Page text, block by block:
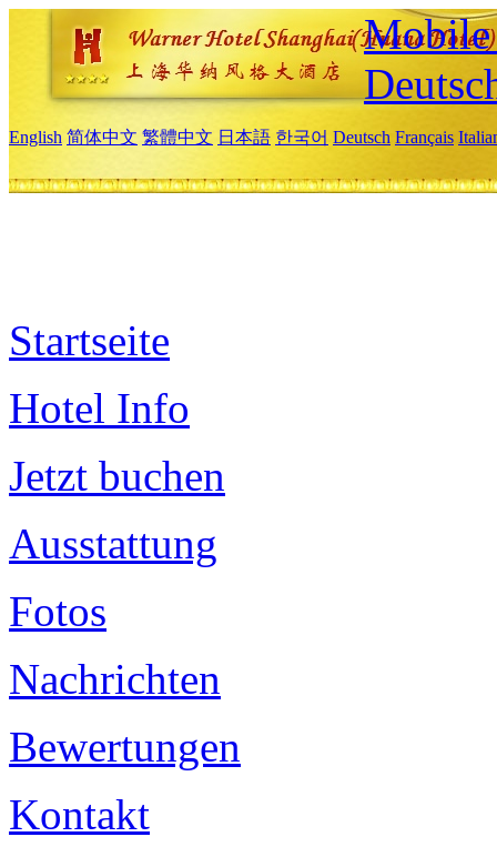
Mobile
English 简体中文 繁體中文 日本語 한국어 Deutsch Français
Startseite
Hotel Info
Jetzt buchen
Ausstattung
Fotos
Nachrichten
Bewertungen
Kontakt